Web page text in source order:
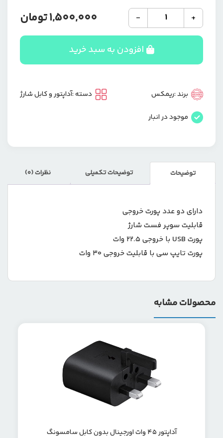
+شارژر
فندکی
فست
ریمکس
مدل
عدد
-
1,500,000تومان
افزودن به سبد خرید
برند :ریمکس
موجود در انبار
دسته :آداپتور و کابل شارژ
توضیحات توضیحات تکمیلی نظرات (0)
دارای دو عدد پورت خروجی
قابلیت سوپر فست شارژ
پورت USB با خروجی 22.5 وات
پورت تایپ سی با قابلیت خروجی 30 وات
محصولات مشابه
آداپتور ۴۵ وات اورجینال بدون کابل سامسونگ